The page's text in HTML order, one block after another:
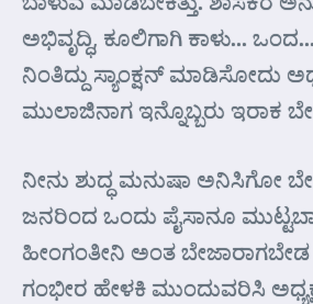
ಅಭಿವೃದ್ಧಿ, ಕೂಲಿಗಾಗಿ ಕಾಳು…
ನಿಂತಿದ್ದು ಸ್ಯಾಂಕ್ಷನ್ ಮಾಡಿಸೋದು
ಮುಲಾಜಿನಾಗ ಇನ್ನೊಬ್ಬರು ಇರಾಕ
ನೀನು ಶುದ್ಧ ಮನುಷಾ ಅನಿಸಿಗೋ
ಜನರಿಂದ ಒಂದು ಪೈಸಾನೂ
ಹೀಂಗಂತೀನಿ ಅಂತ ಬೇಜಾರಾಗಬೇಡ
ಗಂಭೀರ ಹೇಳಕಿ ಮುಂದುವರಿಸಿ